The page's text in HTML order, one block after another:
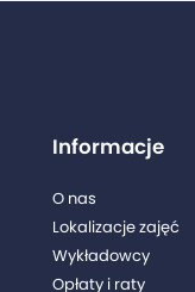
Informacje
O nas
Lokalizacje zajęć
Wykładowcy
Opłaty i raty